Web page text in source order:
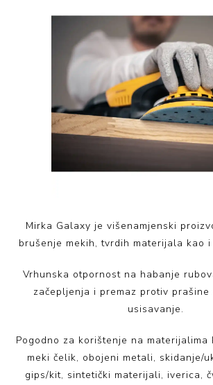
Mirka Galaxy je višenamjenski
brušenje mekih, tvrdih materijala kao
Vrhunska otpornost na habanje
začepljenja i premaz protiv prašine
usisavanje.
Pogodno za korištenje na materijalima
meki čelik, obojeni metali, skidanje/
gips/kit, sintetički materijali, iverica,